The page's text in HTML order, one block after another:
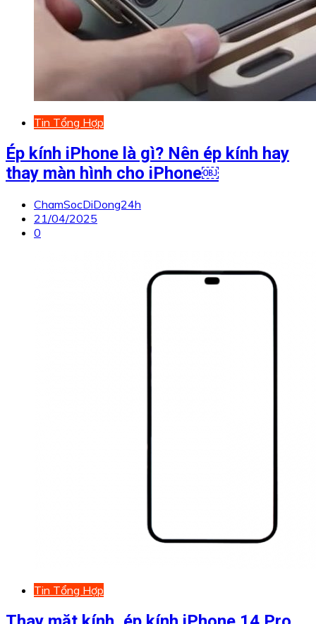
Tin Tổng Hợp
Ép kính iPhone là gì? Nên ép kính hay
thay màn hình cho iPhone￼
ChamSocDiDong24h
21/04/2025
0
Tin Tổng Hợp